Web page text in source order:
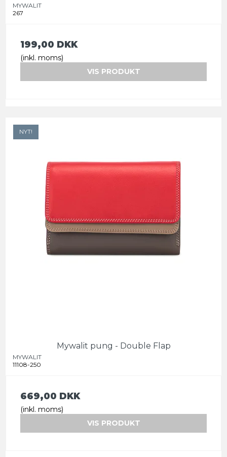
MYWALIT
267
199,00 DKK
(inkl. moms)
VIS PRODUKT
NYT!
Mywalit pung - Double Flap
MYWALIT
11108-250
669,00 DKK
(inkl. moms)
VIS PRODUKT